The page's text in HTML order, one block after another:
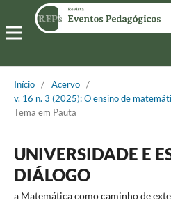
Início / Acervo /
v. 16 n. 3 (2025): O ensino de
Tema em Pauta
UNIVERSIDADE E
DIÁLOGO
a Matemática como caminho de